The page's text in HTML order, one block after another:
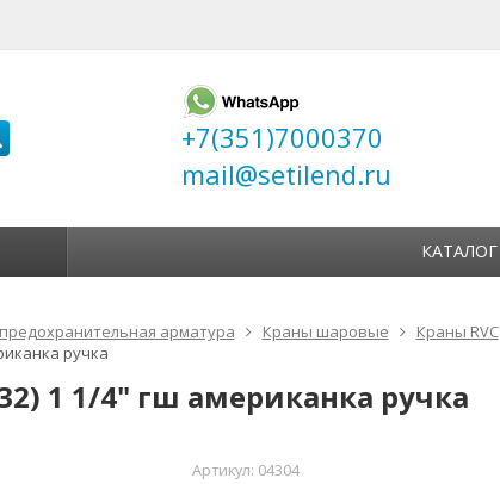
+7(351)7000370
mail@setilend.ru
КАТАЛОГ
арматура Краны шаровые
Краны RVC
ручка
1 1/4" гш американка ручка
Артикул: 04304